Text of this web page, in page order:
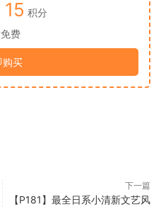
15 积分
费
购买
下一篇
【P181】最全日系小清新文艺风